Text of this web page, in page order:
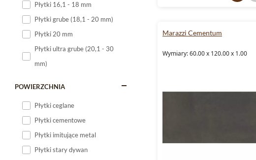
Płytki małe
Płytki 16,1 - 18 mm
Płytki grube (18,1 - 20 mm)
Płytki 20 mm
Płytki ultra grube (20,1 - 30
mm)
POWIERZCHNIA
Płytki ceglane
Płytki cementowe
Płytki imitujące metal
Płytki stary dywan
Marazzi Cementum
Wymiary: 60.00 x 120.00 x 1.00